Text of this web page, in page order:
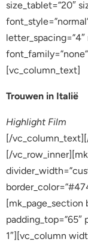
size_tablet=”20″
letter_spacing=”4″
[vc_column_text]
Trouwen in Italië
Highlight Film
[/
[/
[mk_page_section
padding_top=”65″
1″][vc_column